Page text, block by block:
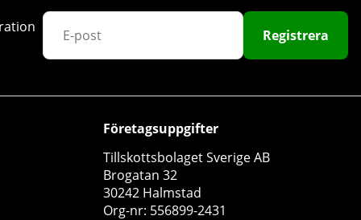
70
Registrera
Företagsuppgifter
Tillskottsbolaget Sverige AB
Brogatan 32
30242 Halmstad
Org-nr: 556899-2431